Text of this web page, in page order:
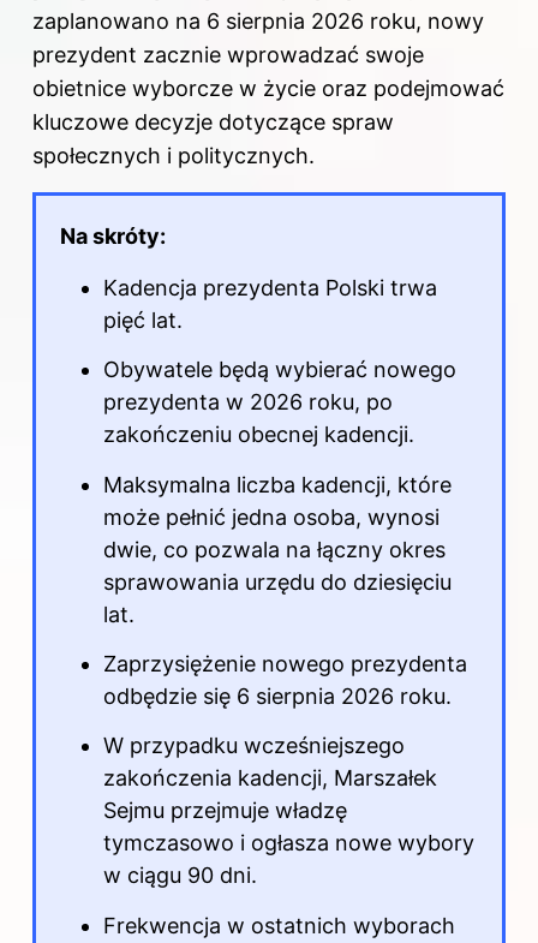
zaplanowano na 6 sierpnia 2026 roku, nowy
prezydent zacznie wprowadzać swoje
obietnice wyborcze w życie oraz podejmować
kluczowe decyzje dotyczące spraw
społecznych i politycznych.
Na skróty:
Kadencja prezydenta Polski trwa
pięć lat.
Obywatele będą wybierać nowego
prezydenta w 2026 roku, po
zakończeniu obecnej kadencji.
Maksymalna liczba kadencji, które
może pełnić jedna osoba, wynosi
dwie, co pozwala na łączny okres
sprawowania urzędu do dziesięciu
lat.
Zaprzysiężenie nowego prezydenta
odbędzie się 6 sierpnia 2026 roku.
W przypadku wcześniejszego
zakończenia kadencji, Marszałek
Sejmu przejmuje władzę
tymczasowo i ogłasza nowe wybory
w ciągu 90 dni.
Frekwencja w ostatnich wyborach